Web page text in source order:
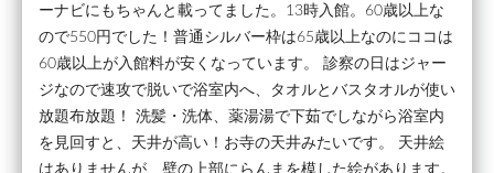
ーナビにもちゃんと載ってました。13時入館。60歳以上な
ので550円でした！普通シルバー枠は65歳以上なのにココは
60歳以上が入館料が安くなっています。 診察の日はジャー
ジなので速攻で脱いで浴室内へ、タオルとバスタオルが使い
放題布放題！ 洗髪・洗体、薬湯湯で下茹でしながら浴室内
を見回すと、天井が高い！お寺の天井みたいです。 天井絵
はありませんが、壁の上部にらんまを模した絵があります。